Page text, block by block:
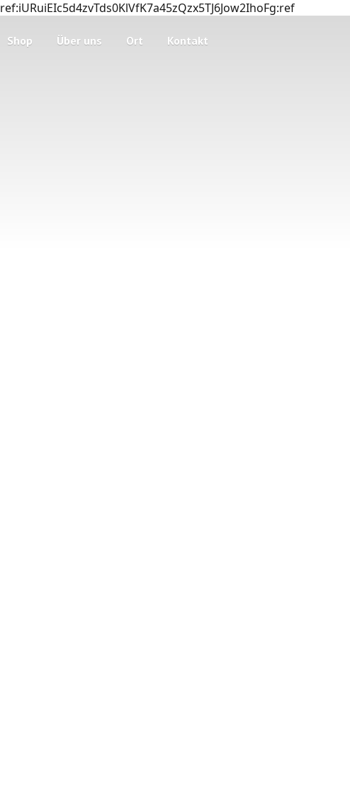
ref:iURuiEIc5d4zvTds0KlVfK7a45zQzx5TJ6Jow2IhoFg:ref
Shop Über uns Ort Kontakt